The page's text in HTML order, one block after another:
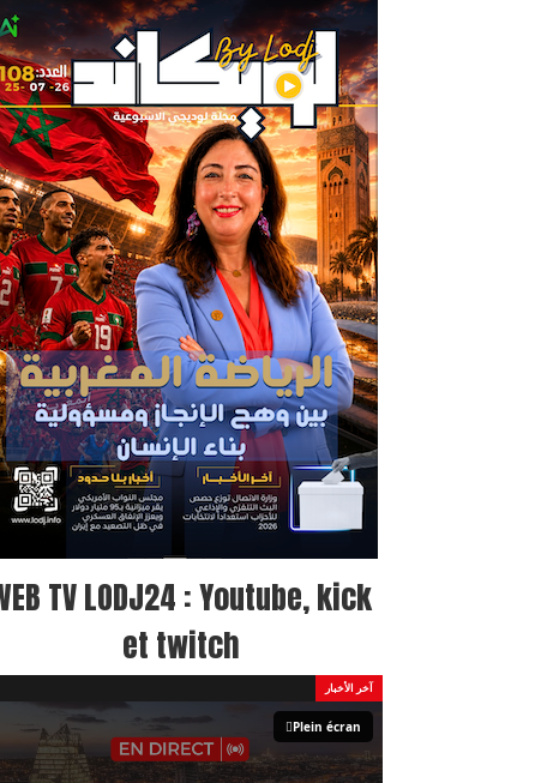
TV LODJ24 : Youtube, kick
et twitch
آخر الأخبار
Plein écran